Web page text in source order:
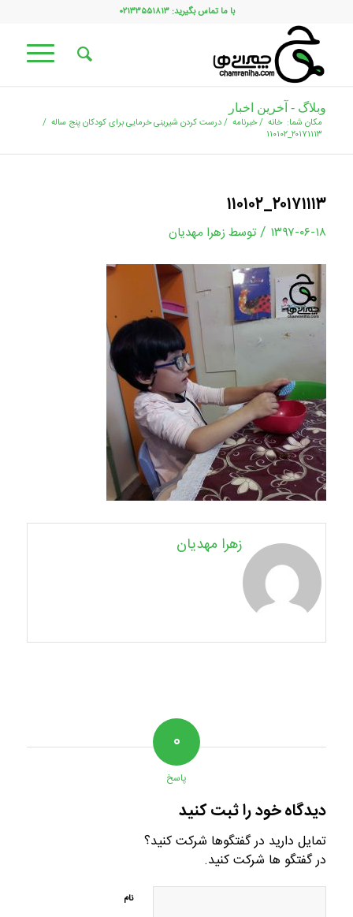
با ما تماس بگیرید: ۰۲۱۳۳۵۵۱۸۱۳
وبلاگ - آخرین اخبار
مکان شما: خانه /خبرنامه /درست کردن شیرینی خرمایی برای کودکان پنج ساله /
۲۰۱۷۱۱۱۳_۱۱۰۱۰۲
۲۰۱۷۱۱۱۳_۱۱۰۱۰۲
۱۳۹۷-۰۶-۱۸ / توسط زهرا مهدیان
زهرا مهدیان
۰
پاسخ
دیدگاه خود را ثبت کنید
تمایل دارید در گفتگوها شرکت کنید؟
در گفتگو ها شرکت کنید.
نام